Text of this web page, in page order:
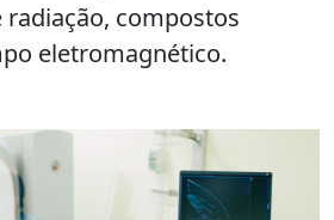
radiação, compostos
eletromagnético.